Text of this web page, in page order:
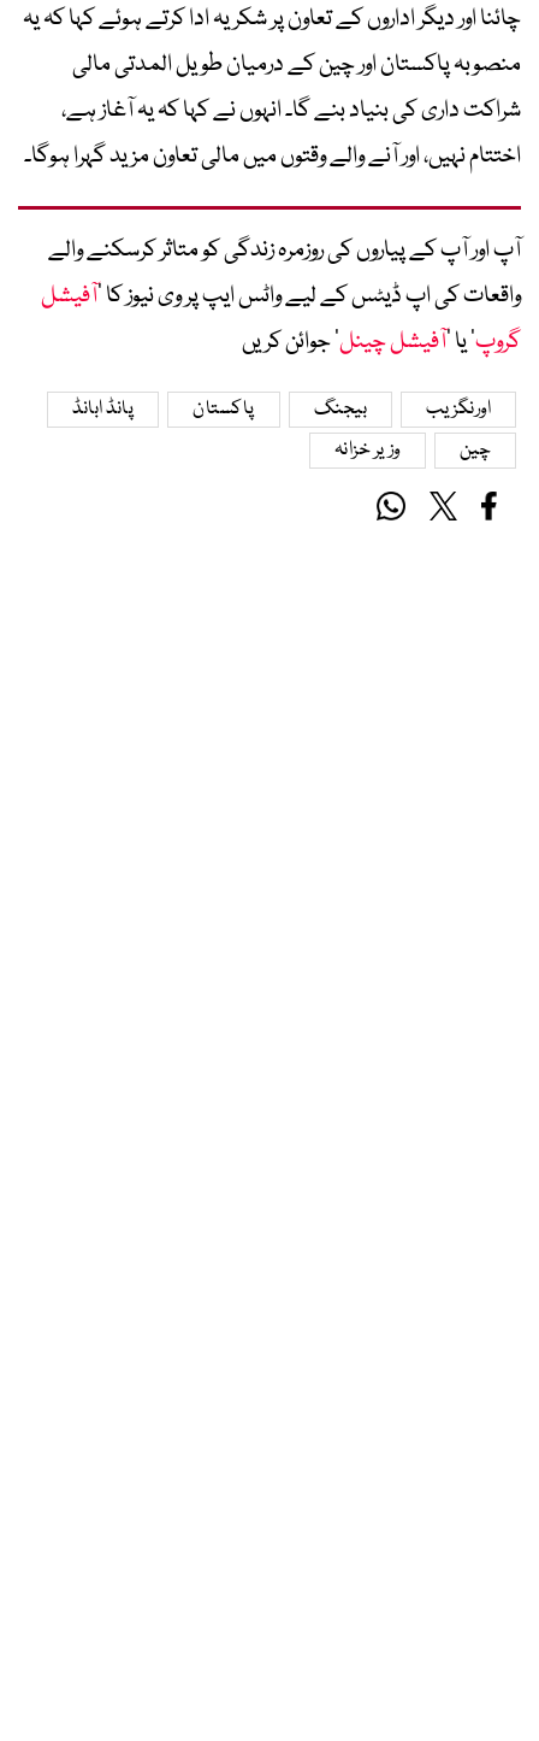
چائنا اور دیگر اداروں کے تعاون پر شکریہ ادا کرتے ہوئے کہا کہ یہ
منصوبہ پاکستان اور چین کے درمیان طویل المدتی مالی
شراکت داری کی بنیاد بنے گا۔ انہوں نے کہا کہ یہ آغاز ہے،
اختتام نہیں، اور آنے والے وقتوں میں مالی تعاون مزید گہرا ہوگا۔
آپ اور آپ کے پیاروں کی روزمرہ زندگی کو متاثر کرسکنے والے
واقعات کی اپ ڈیٹس کے لیے واٹس ایپ پر وی نیوز کا ’آفیشل
گروپ‘ یا ’آفیشل چینل‘ جوائن کریں
اورنگزیب بیجنگ پاکستان
پانڈ ابانڈ
چین
وزیر خزانہ